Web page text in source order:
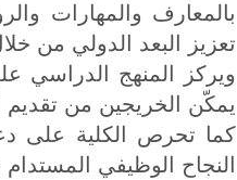
بالمعارف والمهارات
تعزيز البعد الدولي من
ويركز المنهج الدراسي
يمكّن الخريجين من
كما تحرص الكلية على
النجاح الوظيفي